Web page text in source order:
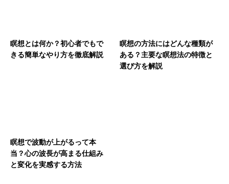
瞑想とは何か？初心者でもで
きる簡単なやり方を徹底解説
瞑想の方法にはどんな種類が
ある？主要な瞑想法の特徴と
選び方を解説
瞑想で波動が上がるって本
当？心の波長が高まる仕組み
と変化を実感する方法